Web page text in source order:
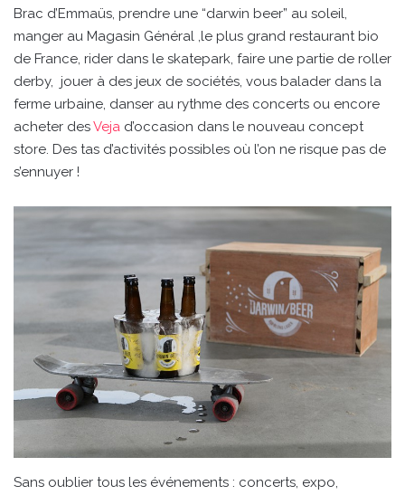
Brac d’Emmaüs, prendre une “darwin beer” au soleil,
manger au Magasin Général ,le plus grand restaurant bio
de France, rider dans le skatepark, faire une partie de roller
derby, jouer à des jeux de sociétés, vous balader dans la
ferme urbaine, danser au rythme des concerts ou encore
acheter desVeja d’occasion dans le nouveau concept
store. Des tas d’activités possibles où l’on ne risque pas de
s’ennuyer !
Sans oublier tous les événements : concerts, expo,